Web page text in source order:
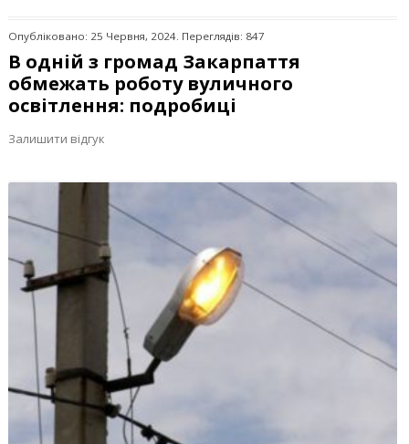
Опубліковано: 25 Червня, 2024. Переглядів: 847
В одній з громад Закарпаття
обмежать роботу вуличного
освітлення: подробиці
Залишити відгук